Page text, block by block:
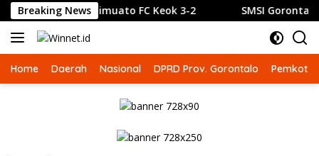
Langsung
ke
konten
Breaking News
Unjuk Taji, Timuato FC Keok 3-2 SMSI
Home Daerah Nasional DPRD Prov. Gorontalo Pemkot